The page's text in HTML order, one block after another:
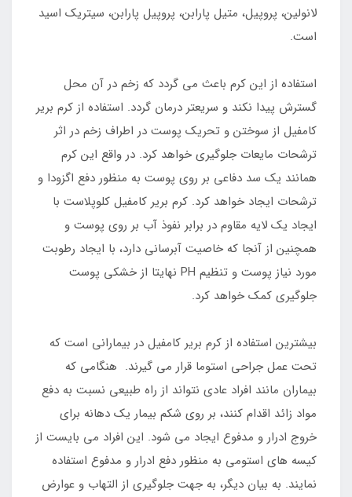
لانولین، پروپیل، متیل پارابن، پروپیل پارابن، سیتریک اسید
است.
استفاده از این کرم باعث می گردد که زخم در آن محل
گسترش پیدا نکند و سریعتر درمان گردد. استفاده از کرم بریر
کامفیل از سوختن و تحریک پوست در اطراف زخم در اثر
ترشحات مایعات جلوگیری خواهد کرد. در واقع این کرم
همانند یک سد دفاعی بر روی پوست به منظور دفع اگزودا و
ترشحات ایجاد خواهد کرد. کرم بریر کامفیل کلوپلاست با
ایجاد یک لایه مقاوم در برابر نفوذ آب بر روی پوست و
همچنین از آنجا که خاصیت آبرسانی دارد، با ایجاد رطوبت
مورد نیاز پوست و تنظیم PH نهایتا از خشکی پوست
جلوگیری کمک خواهد کرد.
بیشترین استفاده از کرم بریر کامفیل در بیمارانی است که
تحت عمل جراحی استوما قرار می گیرند. هنگامی که
بیماران مانند افراد عادی نتواند از راه طبیعی نسبت به دفع
مواد زائد اقدام کنند، بر روی شکم بیمار یک دهانه برای
خروج ادرار و مدفوع ایجاد می شود. این افراد می بایست از
کیسه های استومی به منظور دفع ادرار و مدفوع استفاده
نمایند. به بیان دیگر، به جهت جلوگیری از التهاب و عوارض